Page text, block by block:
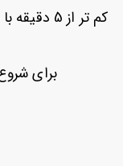
ثبت
بازیابی
کم تر از 5 دقیقه با هوش مصنوعی
برای